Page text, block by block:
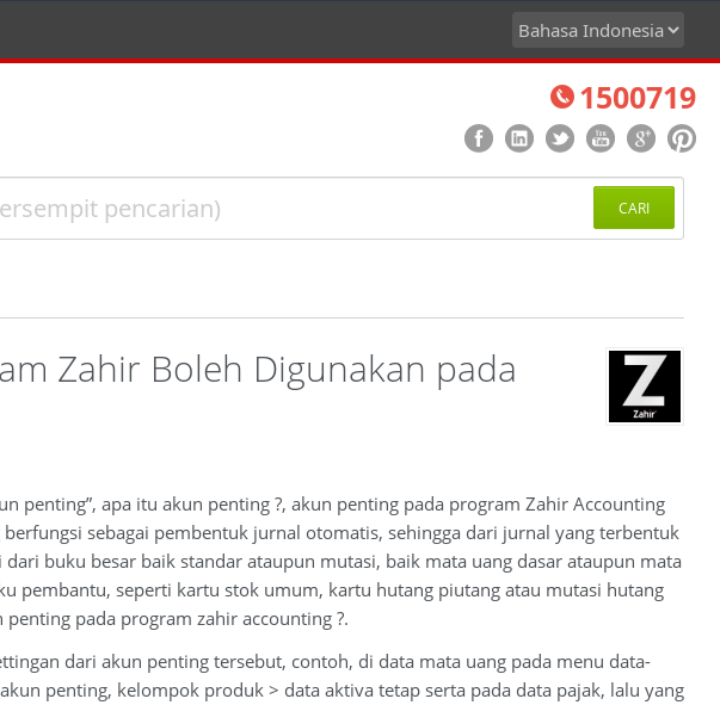
1500719
CARI
Zahir Boleh Digunakan pada
penting”, apa itu akun penting ?, akun penting pada program Zahir Accounting
sebagai pembentuk jurnal otomatis, sehingga dari jurnal yang terbentuk
buku besar baik standar ataupun mutasi, baik mata uang dasar ataupun mata
pembantu, seperti kartu stok umum, kartu hutang piutang atau mutasi hutang
pada program zahir accounting ?.
dari akun penting tersebut, contoh, di data mata uang pada menu data-
penting, kelompok produk > data aktiva tetap serta pada data pajak, lalu yang